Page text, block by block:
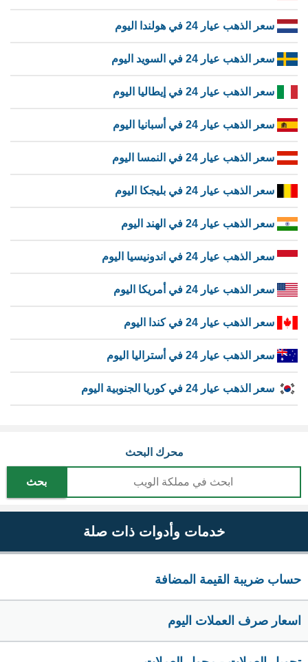
سعر الذهب عيار 24 في هولندا اليوم
سعر الذهب عيار 24 في السويد اليوم
سعر الذهب عيار 24 في إيطاليا اليوم
سعر الذهب عيار 24 في أسبانيا اليوم
سعر الذهب عيار 24 في النمسا اليوم
سعر الذهب عيار 24 في بليجكا اليوم
سعر الذهب عيار 24 في الهند اليوم
سعر الذهب عيار 24 في اندونيسيا اليوم
سعر الذهب عيار 24 في أمريكا اليوم
سعر الذهب عيار 24 في كندا اليوم
سعر الذهب عيار 24 في أستراليا اليوم
سعر الذهب عيار 24 في كوريا الجنوبية اليوم
محرك البحث
بحث
خدمات وأدوات ذات صلة
حساب ضريبة القيمة المضافة
اسعار صرف العملات اليوم